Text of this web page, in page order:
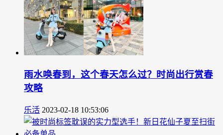
雨水唤春到，这个春天怎么过？时尚出行赏春
攻略
乐活 2023-02-18 10:53:06